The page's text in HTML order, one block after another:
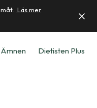
Läs mer
Ämnen Dietisten Plus